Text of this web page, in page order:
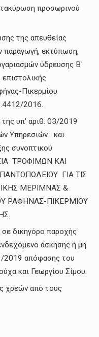
προσωρινού
της απευθείας
παραγωγή, εκτύπωση,
ύδρευσης Β΄
Πικερμίου
2016.
υπ’ αριθ. 03/2019
Υπηρεσιών και
συνοπτικού
ΤΡΟΦΙΜΩΝ ΚΑΙ
ΓΙΑ ΤΙΣ
ΜΕΡΙΜΝΑΣ &
ΡΑΦΗΝΑΣ-ΠΙΚΕΡΜΙΟΥ
δικηγόρο παροχής
άσκησης ή μη
2019 απόφασης του
και Γεωργίου Σίμου.
χρεών από τους